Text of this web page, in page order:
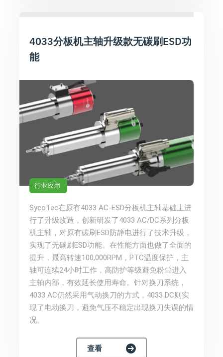
4033分板机主轴升级款无碳刷ESD功
能
行业应用
SycoTec在原有4033 AC-ESD分板机主轴基础上进
行了升级改造，创新研发了4033 AC/DC系列分板
机主轴，对原有碳刷ESD防静电进行了技术升级，
实现了无碳刷ESD功能。在性能方面也做了全面的
提升，最高转速100,000RPM，PTC温度保护，主
轴可连续24小时工作，高防护等级避免粉尘进入
主轴内部，有效延长使用寿命。针对换刀系统，
4033 AC仍然采用气动换刀的方式，4033 DC则实
现了电动换刀，避免气压不稳定出现换刀失误的情
况。
查看